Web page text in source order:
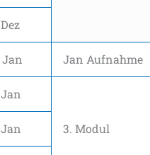
Jan Jan Aufnahme
3. Modul